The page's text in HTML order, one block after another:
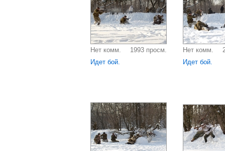
Нет комм.
1993 просм.
Идет бой.
Нет комм.
Идет бой.